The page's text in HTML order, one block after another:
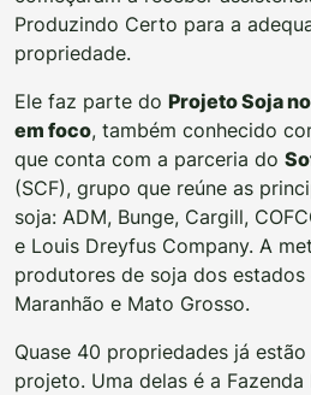
Produzindo Certo para a
propriedade.
Ele faz parte do Projeto Soja
em foco, também conhecido
que conta com a parceria do
(SCF), grupo que reúne as
soja: ADM, Bunge, Cargill,
e Louis Dreyfus Company. A
produtores de soja dos estados
Maranhão e Mato Grosso.
Quase 40 propriedades já
projeto. Uma delas é a Fazenda